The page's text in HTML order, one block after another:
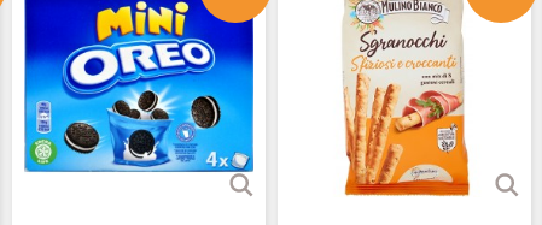
— Concetta A.
AFFIDABILI
ECCELLENTE IL SERVIZIO
CHE AVEVO RISOLTO UNA MIA
OTTIMI I PRODOTTI FRESCHI
SONO AFFIDABILI!